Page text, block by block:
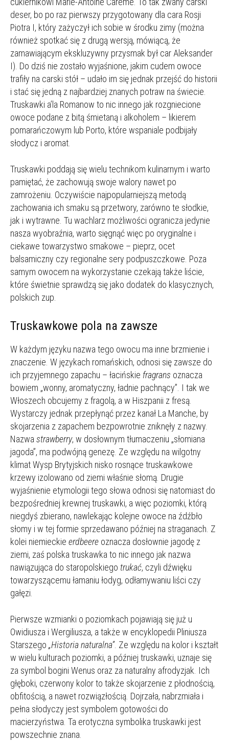
deser, bo po raz pierwszy przygotowany dla cara Rosji
Piotra I, który zażyczył ich sobie w środku zimy (można
również spotkać się z drugą wersją, mówiącą, że
zamawiającym ekskluzywny przysmak był car Aleksander
I). Do dziś nie zostało wyjaśnione, jakim cudem owoce
trafiły na carski stół – udało im się jednak przejść do historii
i stać się jedną z najbardziej znanych potraw na świecie.
Truskawki a’la Romanow to nic innego jak rozgniecione
owoce podane z bitą śmietaną i alkoholem – likierem
pomarańczowym lub Porto, które wspaniale podbijały
słodycz i aromat.
Truskawki poddają się wielu technikom kulinarnym i warto
pamiętać, że zachowują swoje walory nawet po
zamrożeniu. Oczywiście najpopularniejszą metodą
zachowania ich smaku są przetwory, zarówno te słodkie,
jak i wytrawne. Tu wachlarz możliwości ogranicza jedynie
nasza wyobraźnia, warto sięgnąć więc po oryginalne i
ciekawe towarzystwo smakowe – pieprz, ocet
balsamiczny czy regionalne sery podpuszczkowe. Poza
samym owocem na wykorzystanie czekają także liście,
które świetnie sprawdzą się jako dodatek do klasycznych,
polskich zup.
Truskawkowe pola na zawsze
W każdym języku nazwa tego owocu ma inne brzmienie i
znaczenie. W językach romańskich, odnosi się zawsze do
ich przyjemnego zapachu – łacińskie fragrans oznacza
bowiem „wonny, aromatyczny, ładnie pachnący”. I tak we
Włoszech obcujemy z fragolą, a w Hiszpanii z fresą.
Wystarczy jednak przepłynąć przez kanał La Manche, by
skojarzenia z zapachem bezpowrotnie zniknęły z nazwy.
Nazwastrawberry, w dosłownym tłumaczeniu „słomiana
jagoda”, ma podwójną genezę. Ze względu na wilgotny
klimat Wysp Brytyjskich nisko rosnące truskawkowe
krzewy izolowano od ziemi właśnie słomą. Drugie
wyjaśnienie etymologii tego słowa odnosi się natomiast do
bezpośredniej krewnej truskawki, a więc poziomki, którą
niegdyś zbierano, nawlekając kolejne owoce na źdźbło
słomy i w tej formie sprzedawano później na straganach. Z
kolei niemieckie erdbeere oznacza dosłownie jagodę z
ziemi, zaś polska truskawka to nic innego jak nazwa
nawiązująca do staropolskiego trukać, czyli dźwięku
towarzyszącemu łamaniu łodyg, odłamywaniu liści czy
gałęzi.
Pierwsze wzmianki o poziomkach pojawiają się już u
Owidiusza i Wergiliusza, a także w encyklopedii Pliniusza
Starszego „Historia naturalna”. Ze względu na kolor i kształt
w wielu kulturach poziomki, a później truskawki, uznaje się
za symbol bogini Wenus oraz za naturalny afrodyzjak. Ich
głęboki, czerwony kolor to także skojarzenie z płodnością,
obfitością, a nawet rozwiązłością. Dojrzała, nabrzmiała i
pełna słodyczy jest symbolem gotowości do
macierzyństwa. Ta erotyczna symbolika truskawki jest
powszechnie znana.